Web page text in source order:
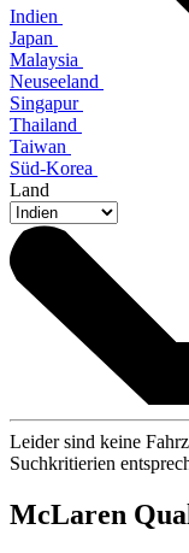
Indien
Japan
Malaysia
Neuseeland
Singapur
Thailand
Taiwan
Süd-Korea
Land
Leider sind keine
Suchkritierien
McLaren